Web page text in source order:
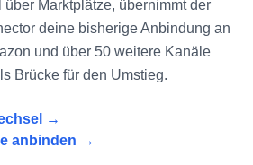
Marktplätze, übernimmt der
deine bisherige Anbindung an
und über 50 weitere Kanäle
Brücke für den Umstieg.
→
anbinden →